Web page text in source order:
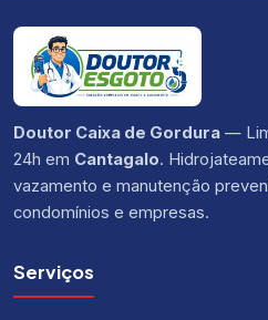
Doutor Caixa de Gordura —
24h em Cantagalo.
vazamento e manutenção
condomínios e empresas.
Serviços